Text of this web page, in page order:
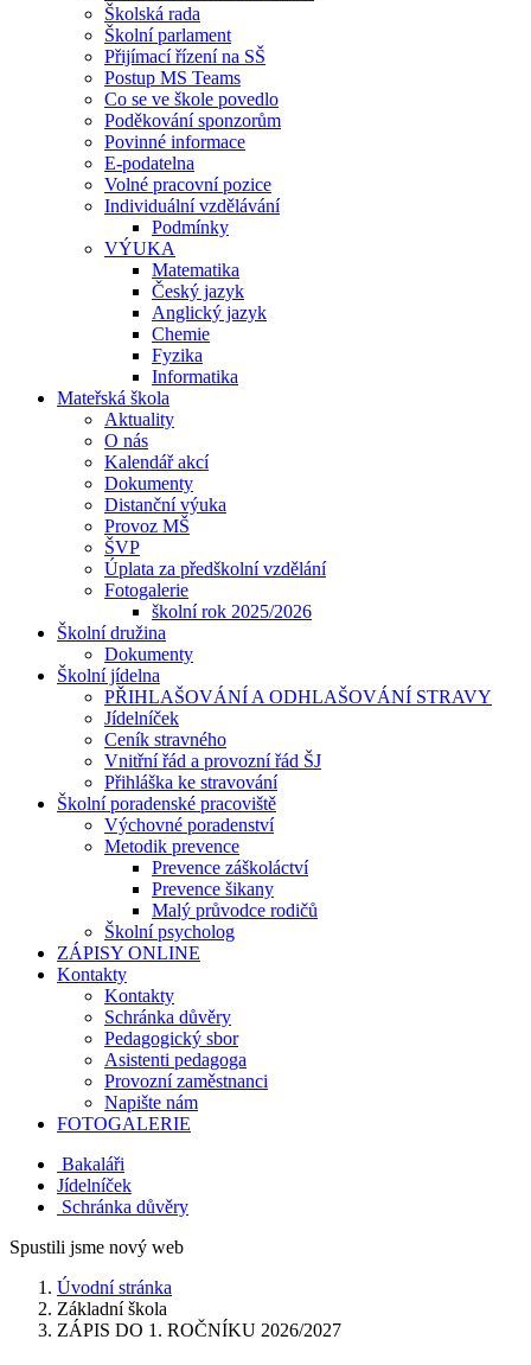
Školská rada
Školní parlament
Přijímací řízení na SŠ
Postup MS Teams
Co se ve škole povedlo
Poděkování sponzorům
Povinné informace
E-podatelna
Volné pracovní pozice
Individuální vzdělávání
Podmínky
VÝUKA
Matematika
Český jazyk
Anglický jazyk
Chemie
Fyzika
Informatika
Mateřská škola
Aktuality
O nás
Kalendář akcí
Dokumenty
Distanční výuka
Provoz MŠ
ŠVP
Úplata za předškolní vzdělání
Fotogalerie
školní rok 2025/2026
Školní družina
Dokumenty
Školní jídelna
PŘIHLAŠOVÁNÍ A ODHLAŠOVÁNÍ STRAVY
Jídelníček
Ceník stravného
Vnitřní řád a provozní řád ŠJ
Přihláška ke stravování
Školní poradenské pracoviště
Výchovné poradenství
Metodik prevence
Prevence záškoláctví
Prevence šikany
Malý průvodce rodičů
Školní psycholog
ZÁPISY ONLINE
Kontakty
Kontakty
Schránka důvěry
Pedagogický sbor
Asistenti pedagoga
Provozní zaměstnanci
Napište nám
FOTOGALERIE
Bakaláři
Jídelníček
Schránka důvěry
Spustili jsme nový web
Úvodní stránka
Základní škola
ZÁPIS DO 1. ROČNÍKU 2026/2027